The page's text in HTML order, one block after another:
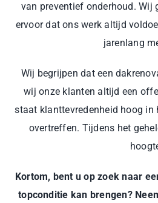
van preventief onderhoud. Wij
ervoor dat ons werk altijd
jarenlang
Wij begrijpen dat een
wij onze klanten altijd een
staat klanttevredenheid hoog in
overtreffen. Tijdens het
Kortom, bent u op zoek naar
topconditie kan brengen?